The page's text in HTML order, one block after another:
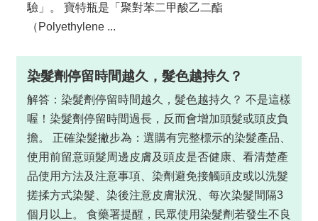
驗」。 寶特瓶是「聚對苯二甲酸乙二酯
（Polyethylene ...
染髮劑停留時間越久，髮色越持久？
解答：染髮劑停留時間越久，髮色越持久？ 不是這樣
喔！染髮劑停留時間過長，反而會增加頭髮或頭皮負
擔。 正確染髮撇步為：選購有完整標示的染髮產品、
使用前留意頭髮周邊皮膚及頭皮是否健康、看清楚產
品使用方法及注意事項、染劑避免接觸頭皮或以洗髮
搓揉方式染髮、染後注意皮膚狀況、每次染髮間隔3
個月以上。 食藥署提醒，民眾使用染髮劑若發生不良